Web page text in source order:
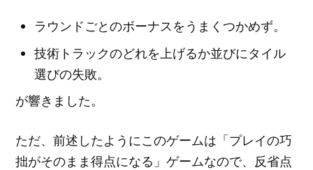
ラウンドごとのボーナスをうまくつかめず。
技術トラックのどれを上げるか並びにタイル
選びの失敗。
が響きました。
ただ、前述したようにこのゲームは「プレイの巧
拙がそのまま得点になる」ゲームなので、反省点